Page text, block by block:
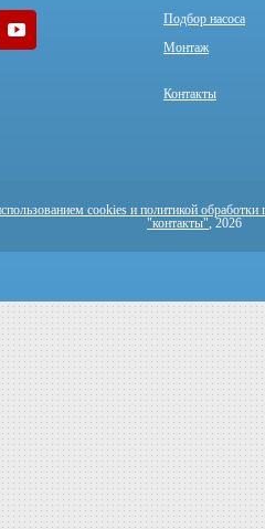
Подбор насоса
Монтаж
Контакты
cookies и политикой
"контакты", 2026